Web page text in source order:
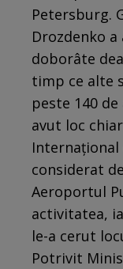
Petersburg.
Drozdenko
doborâte
timp ce alte
peste 140
avut loc
Internațional
considerat
Aeroportul
activitatea,
le-a cerut
Potrivit